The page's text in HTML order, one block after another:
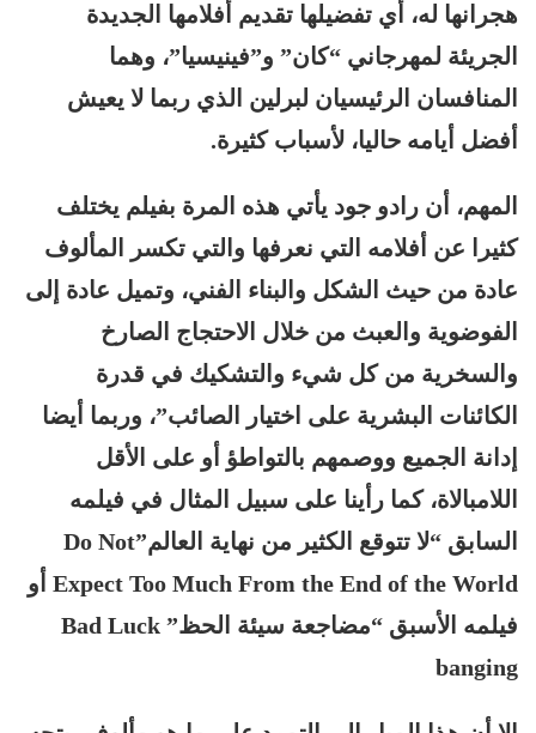
هجرانها له، أي تفضيلها تقديم أفلامها الجديدة
الجريئة لمهرجاني “كان” و”فينيسيا”، وهما
المنافسان الرئيسيان لبرلين الذي ربما لا يعيش
أفضل أيامه حاليا، لأسباب كثيرة.
المهم، أن رادو جود يأتي هذه المرة بفيلم يختلف
كثيرا عن أفلامه التي نعرفها والتي تكسر المألوف
عادة من حيث الشكل والبناء الفني، وتميل عادة إلى
الفوضوية والعبث من خلال الاحتجاج الصارخ
والسخرية من كل شيء والتشكيك في قدرة
الكائنات البشرية على اختيار الصائب”، وربما أيضا
إدانة الجميع ووصمهم بالتواطؤ أو على الأقل
اللامبالاة، كما رأينا على سبيل المثال في فيلمه
السابق “لا تتوقع الكثير من نهاية العالم”Do Not
Expect Too Much From the End of the World أو
فيلمه الأسبق “مضاجعة سيئة الحظ” Bad Luck
banging